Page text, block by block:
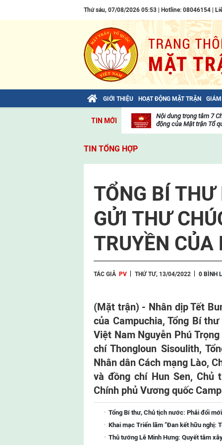
Thứ sáu, 07/08/2026 05:53 | Hotline: 08046154 |
GIỚI THIỆU HOẠT ĐỘNG MẶT TRẬN GIÁM
TIN MỚI
Bài viết của Tổng Bí thư Tô Lâm: TIẾN
viện
Nội dung trọng tâm 7
động của Mặt trận Tổ
TIN TỔNG HỢP
TỔNG BÍ THƯ
GỬI THƯ
TRUYỀN
TÁC GIẢ PV THỨ TƯ, 13/04/2022 0 BÌNH
(Mặt trận) - Nhân dịp Tết
của Campuchia, Tổng Bí
Việt Nam Nguyễn Phú
chí Thongloun Sisoulith,
Nhân dân Cách mạng Lào,
và đồng chí Hun Sen, Chủ
Chính phủ Vương quốc
Tổng Bí thư, Chủ tịch nước: Phải đổi
Khai mạc Triển lãm “Đan kết hữu nghị:
Thủ tướng Lê Minh Hưng: Quyết tâm